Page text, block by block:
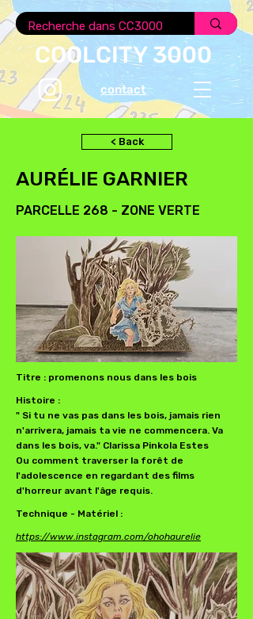
COOLCITY 3000
contact
< Back
AURÉLIE GARNIER
PARCELLE 268 - ZONE VERTE
Titre : promenons nous dans les bois
Histoire :
" Si tu ne vas pas dans les bois, jamais rien
n'arrivera, jamais ta vie ne commencera. Va
dans les bois, va." Clarissa Pinkola Estes
Ou comment traverser la forêt de
l'adolescence en regardant des films
d'horreur avant l'âge requis.
Technique - Matériel :
https://www.instagram.com/ohohaurelie